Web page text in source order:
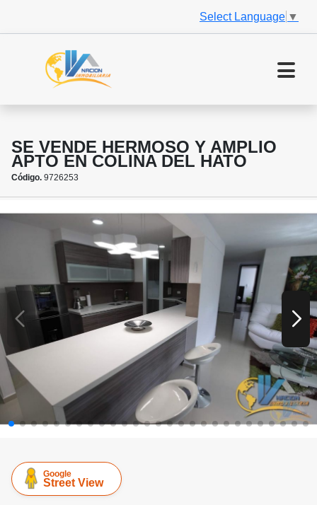
Select Language ▼
SE VENDE HERMOSO Y AMPLIO
APTO EN COLINA DEL HATO
Código. 9726253
Google
Street View